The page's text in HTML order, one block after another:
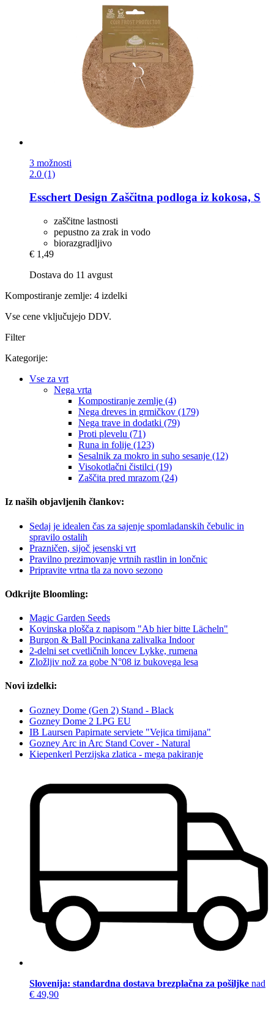
3 možnosti
2.0 (1)
Esschert Design Zaščitna podloga iz kokosa, S
zaščitne lastnosti
pepustno za zrak in vodo
biorazgradljivo
€ 1,49
Dostava do 11 avgust
Kompostiranje zemlje: 4 izdelki
Vse cene vključujejo DDV.
Filter
Kategorije:
Vse za vrt
Nega vrta
Kompostiranje zemlje (4)
Nega dreves in grmičkov (179)
Nega trave in dodatki (79)
Proti plevelu (71)
Runa in folije (123)
Sesalnik za mokro in suho sesanje (12)
Visokotlačni čistilci (19)
Zaščita pred mrazom (24)
Iz naših objavljenih člankov:
Sedaj je idealen čas za sajenje spomladanskih čebulic in
spravilo ostalih
Prazničen, sijoč jesenski vrt
Pravilno prezimovanje vrtnih rastlin in lončnic
Pripravite vrtna tla za novo sezono
Odkrijte Bloomling:
Magic Garden Seeds
Kovinska plošča z napisom "Ab hier bitte Lächeln"
Burgon & Ball Pocinkana zalivalka Indoor
2-delni set cvetličnih loncev Lykke, rumena
Zložljiv nož za gobe N°08 iz bukovega lesa
Novi izdelki:
Gozney Dome (Gen 2) Stand - Black
Gozney Dome 2 LPG EU
IB Laursen Papirnate serviete "Vejica timijana"
Gozney Arc in Arc Stand Cover - Natural
Kiepenkerl Perzijska zlatica - mega pakiranje
Slovenija: standardna dostava brezplačna za pošiljke nad
€ 49,90